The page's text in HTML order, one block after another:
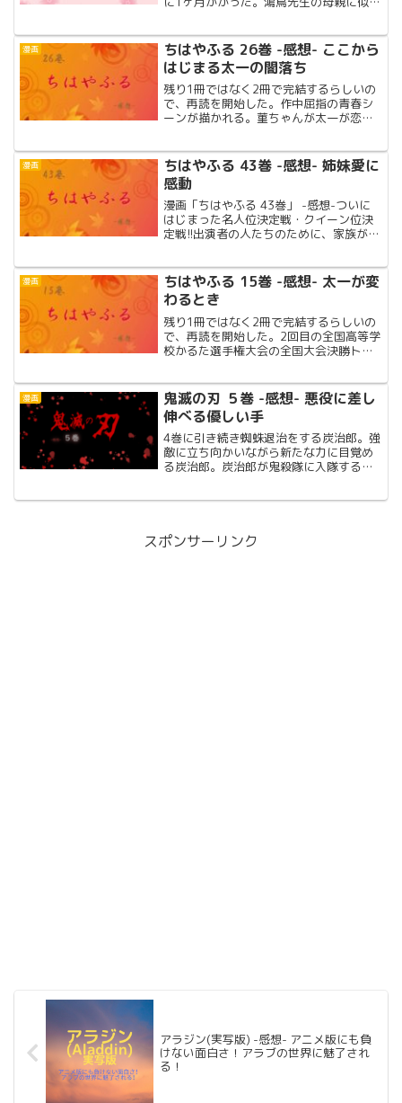
と明かされるのか？そんな疑問が解消さ
れる出産漫画の最終巻。
漫画
ちはやふる 26巻 -感想- ここから
はじまる太一の闇落ち
残り1冊ではなく2冊で完結するらしいの
で、再読を開始した。作中屈指の青春シ
ーンが描かれる。菫ちゃんが太一が恋を
漫画
ちはやふる 43巻 -感想- 姉妹愛に
感動
漫画「ちはやふる 43巻」 -感想-ついに
はじまった名人位決定戦・クイーン位決
定戦!!出演者の人たちのために、家族が友
漫画
ちはやふる 15巻 -感想- 太一が変
わるとき
残り1冊ではなく2冊で完結するらしいの
で、再読を開始した。2回目の全国高等学
校かるた選手権大会の全国大会決勝トー
超ネタバレ感想!!
漫画
鬼滅の刃 ５巻 -感想- 悪役に差し
伸べる優しい手
4巻に引き続き蜘蛛退治をする炭治郎。強
敵に立ち向かいながら新たな力に目覚め
る炭治郎。炭治郎が鬼殺隊に入隊するキ
スポンサーリンク
アラジン(実写版) -感想- アニメ版にも負
けない面白さ！アラブの世界に魅了され
る！